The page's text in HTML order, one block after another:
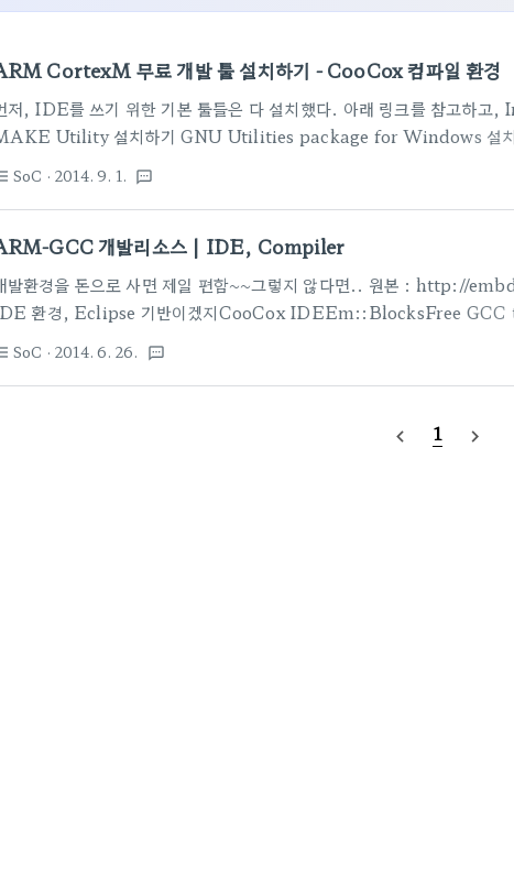
CortexM 무료 개발 툴 설치하기 - CooCox 컴파일 환경
저, IDE를 쓰기 위한 기본 툴들은 다 설치했다. 아래 링크를 참고하
Utility 설치하기 GNU Utilities package for Windows 설치 이
with the ARM GCC Compiler on Windows for the
SoC · 2014. 9. 1. textsms
GCC 개발리소스 | IDE, Compiler
발환경을 돈으로 사면 제일 편함~~그렇지 않다면.. 원본 : http://
환경, Eclipse 기반이겠지CooCox IDEEm::BlocksFree
for ARM(...) Operating Systems:FreeRTOS – many example
SoC · 2014. 6. 26. textsms
navigate_before 1 navigate_next